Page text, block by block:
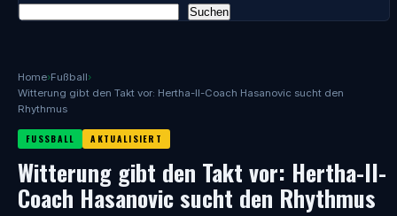
Home›Fußball›
Witterung gibt den Takt vor: Hertha-II-Coach Hasanovic sucht den
Rhythmus
FUSSBALL AKTUALISIERT
Witterung gibt den Takt vor: Hertha-II-
Coach Hasanovic sucht den Rhythmus
Suchen